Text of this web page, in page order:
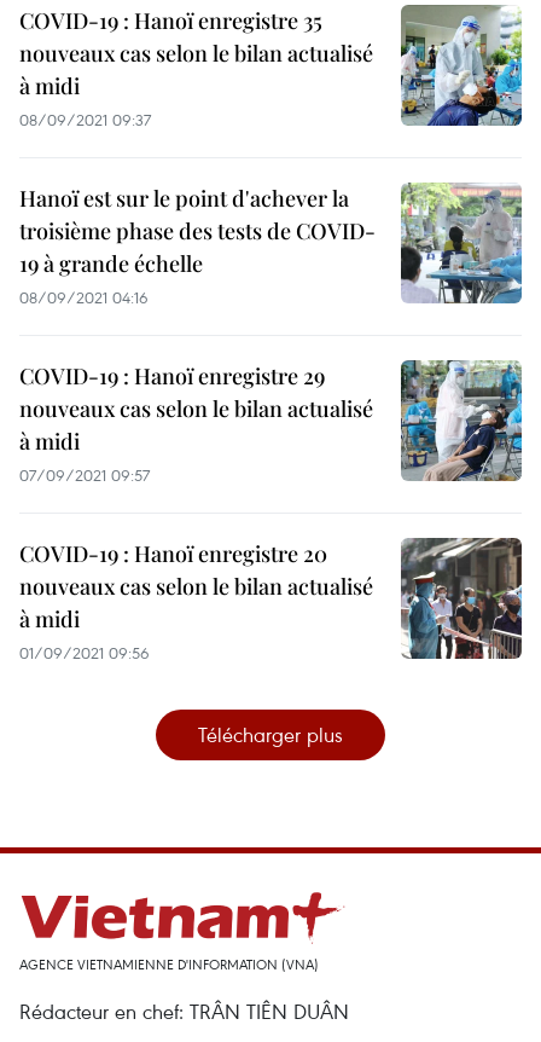
COVID-19 : Hanoï enregistre 35
nouveaux cas selon le bilan actualisé
à midi
08/09/2021 09:37
Hanoï est sur le point d'achever la
troisième phase des tests de COVID-
19 à grande échelle
08/09/2021 04:16
COVID-19 : Hanoï enregistre 29
nouveaux cas selon le bilan actualisé
à midi
07/09/2021 09:57
COVID-19 : Hanoï enregistre 20
nouveaux cas selon le bilan actualisé
à midi
01/09/2021 09:56
Télécharger plus
AGENCE VIETNAMIENNE D'INFORMATION (VNA)
Rédacteur en chef: TRÂN TIÊN DUÂN